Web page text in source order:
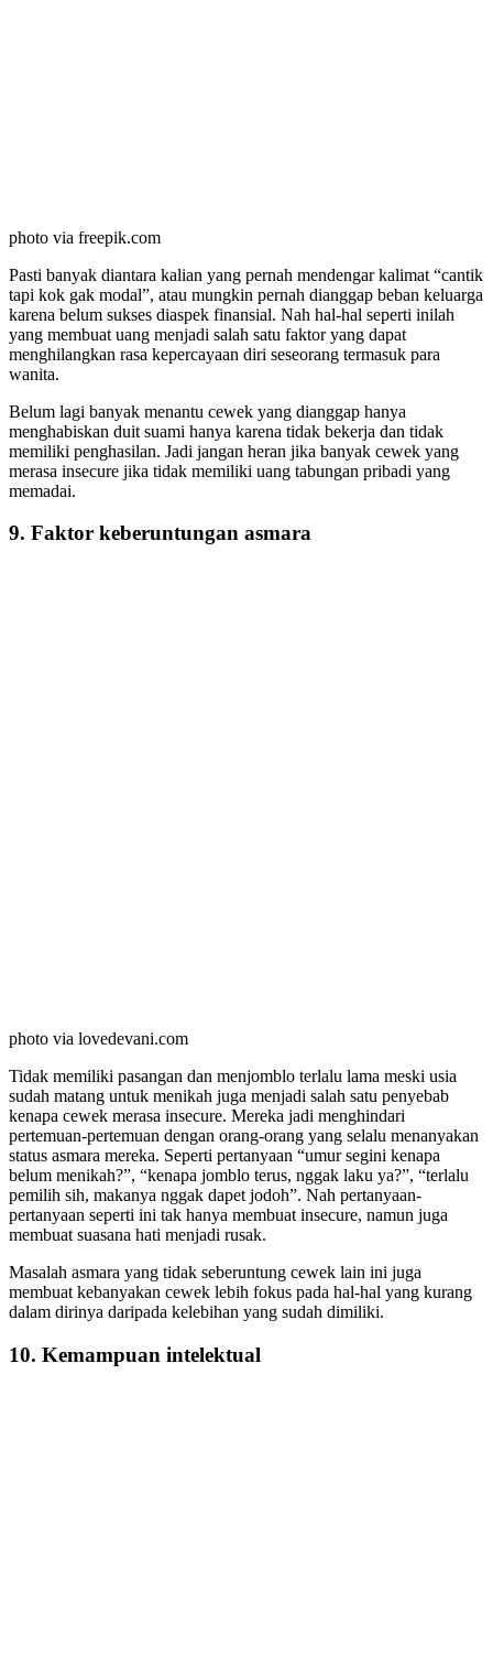
photo via freepik.com
Pasti banyak diantara kalian yang pernah mendengar kalimat “cantik
tapi kok gak modal”, atau mungkin pernah dianggap beban keluarga
karena belum sukses diaspek finansial. Nah hal-hal seperti inilah
yang membuat uang menjadi salah satu faktor yang dapat
menghilangkan rasa kepercayaan diri seseorang termasuk para
wanita.
Belum lagi banyak menantu cewek yang dianggap hanya
menghabiskan duit suami hanya karena tidak bekerja dan tidak
memiliki penghasilan. Jadi jangan heran jika banyak cewek yang
merasa insecure jika tidak memiliki uang tabungan pribadi yang
memadai.
9. Faktor keberuntungan asmara
photo via lovedevani.com
Tidak memiliki pasangan dan menjomblo terlalu lama meski usia
sudah matang untuk menikah juga menjadi salah satu penyebab
kenapa cewek merasa insecure. Mereka jadi menghindari
pertemuan-pertemuan dengan orang-orang yang selalu menanyakan
status asmara mereka. Seperti pertanyaan “umur segini kenapa
belum menikah?”, “kenapa jomblo terus, nggak laku ya?”, “terlalu
pemilih sih, makanya nggak dapet jodoh”. Nah pertanyaan-
pertanyaan seperti ini tak hanya membuat insecure, namun juga
membuat suasana hati menjadi rusak.
Masalah asmara yang tidak seberuntung cewek lain ini juga
membuat kebanyakan cewek lebih fokus pada hal-hal yang kurang
dalam dirinya daripada kelebihan yang sudah dimiliki.
10. Kemampuan intelektual